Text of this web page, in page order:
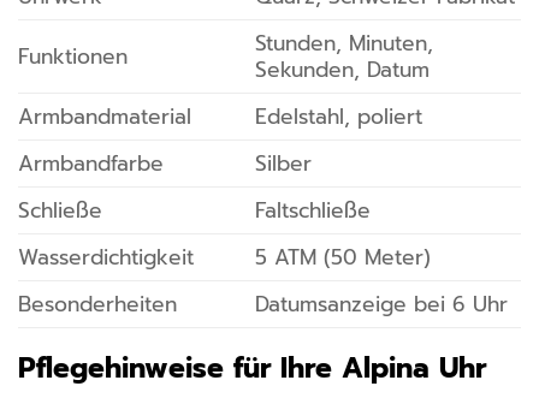
Funktionen
Stunden, Minuten,
Sekunden, Datum
Armbandmaterial
Edelstahl, poliert
Armbandfarbe
Silber
Schließe
Faltschließe
Wasserdichtigkeit
5 ATM (50 Meter)
Besonderheiten
Datumsanzeige bei 6 Uhr
Pflegehinweise für Ihre Alpina Uhr